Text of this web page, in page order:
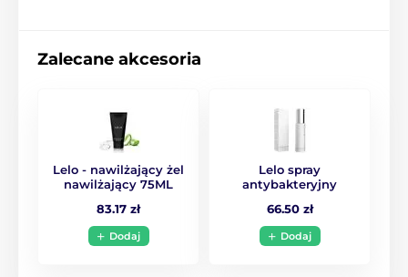
Zalecane akcesoria
Lelo - nawilżający żel
nawilżający 75ML
83.17 zł
Dodaj
Lelo spray
antybakteryjny
66.50 zł
Dodaj